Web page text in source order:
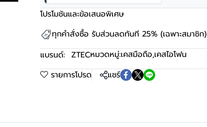
โปรโมชันและข้อเสนอพิเศษ
ทุกคำสั่งซื้อ รับส่วนลดทันที 25% (เฉพาะสมาชิก)
แบรนด์: ZTECหมวดหมู่:เคสมือถือ,เคสไอโฟน
รายการโปรด
แชร์